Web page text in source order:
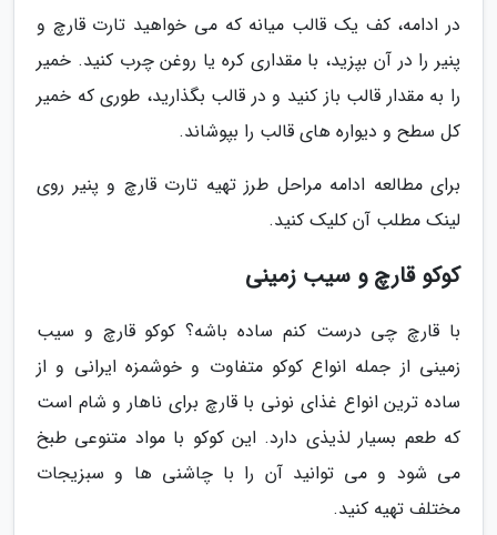
در ادامه، کف یک قالب میانه که می خواهید تارت قارچ و
پنیر را در آن بپزید، با مقداری کره یا روغن چرب کنید. خمیر
را به مقدار قالب باز کنید و در قالب بگذارید، طوری که خمیر
کل سطح و دیواره های قالب را بپوشاند.
برای مطالعه ادامه مراحل طرز تهیه تارت قارچ و پنیر روی
لینک مطلب آن کلیک کنید.
کوکو قارچ و سیب زمینی
با قارچ چی درست کنم ساده باشه؟ کوکو قارچ و سیب
زمینی از جمله انواع کوکو متفاوت و خوشمزه ایرانی و از
ساده ترین انواع غذای نونی با قارچ برای ناهار و شام است
که طعم بسیار لذیذی دارد. این کوکو با مواد متنوعی طبخ
می شود و می توانید آن را با چاشنی ها و سبزیجات
مختلف تهیه کنید.